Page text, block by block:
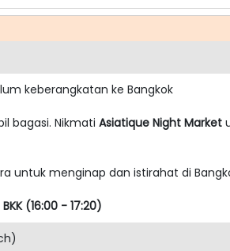
keberangkatan ke Bangkok
bagasi. Nikmati Asiatique Night Market
untuk menginap dan istirahat di
(16:00 - 17:20)